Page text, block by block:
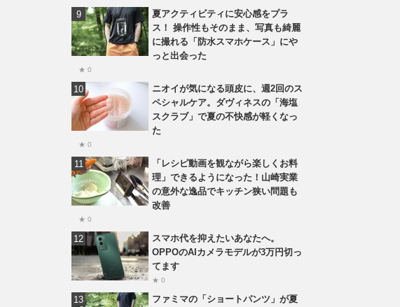
夏アクティビティに安心感をプラ
ス！ 操作性もそのまま、写真も綺麗
に撮れる「防水スマホケース」にや
っと出会った
★ 0
ニオイが気になる頭皮に、週2回のス
ペシャルケア。ダヴィネスの「海塩
スクラブ」で夏の不快感が軽くなっ
た
★ 0
「レシピ動画を観ながら楽しくお料
理」できるようになった！山崎実業
の意外な逸品でキッチン狭い問題も
改善
★ 0
スマホ代を抑えたいあなたへ。
OPPOのAIカメラモデルが3万円切っ
てます
★ 0
ファミマの「ショートパンツ」が夏